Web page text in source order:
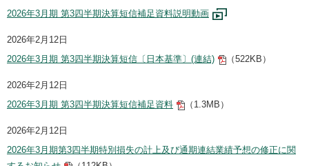
2026年3月期 第3四半期決算短信補足資料説明動画
2026年2月12日
2026年3月期 第3四半期決算短信〔日本基準〕(連結)
（522KB）
2026年2月12日
2026年3月期 第3四半期決算短信補足資料
（1.3MB）
2026年2月12日
2026年3月期第3四半期特別損失の計上及び通期連結業績予想の修正に関